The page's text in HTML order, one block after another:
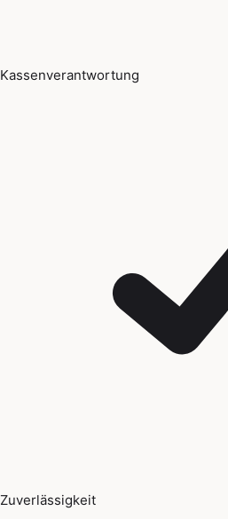
Kassenverantwortung
Zuverlässigkeit